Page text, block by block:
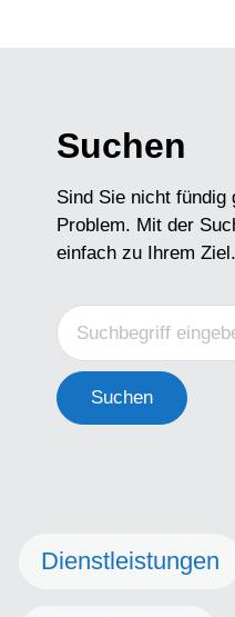
Suchen
Sind Sie nicht fündig
Problem. Mit der
einfach zu Ihrem Ziel.
Suchen
Dienstleistungen